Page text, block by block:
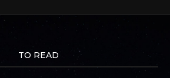
TO READ